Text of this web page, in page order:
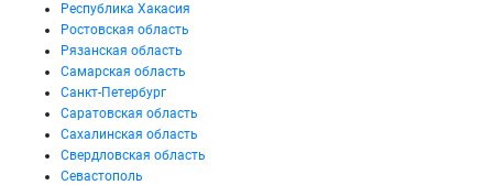
Республика Хакасия
Ростовская область
Рязанская область
Самарская область
Санкт-Петербург
Саратовская область
Сахалинская область
Свердловская область
Севастополь